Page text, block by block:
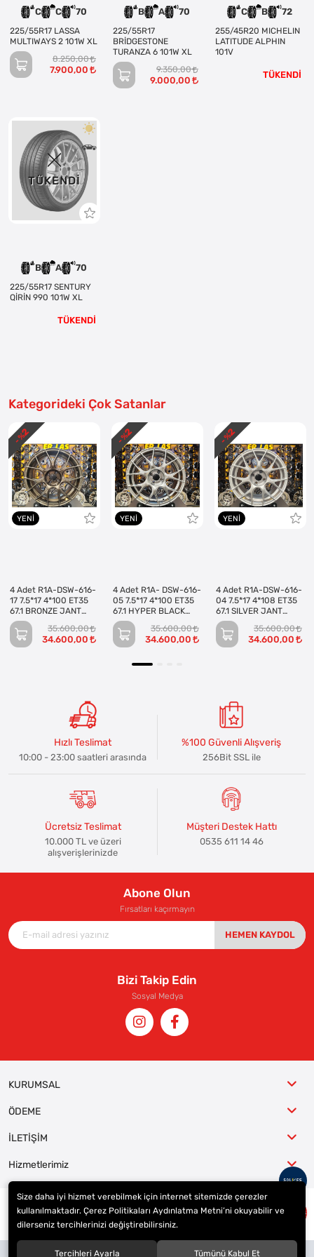
C C 70
225/55R17 LASSA
MULTIWAYS 2 101W XL
8.250,00
7.900,00
B A 70
225/55R17
BRİDGESTONE
TURANZA 6 101W XL
9.350,00
9.000,00
C B 72
255/45R20 MICHELIN
LATITUDE ALPHIN
101V
TÜKENDİ
TÜKENDI
B A 70
225/55R17 SENTURY
QİRİN 990 101W XL
TÜKENDİ
Kategorideki Çok Satanlar
YENI
4 Adet R1A-DSW-616-
17 7.5*17 4*100 ET35
67.1 BRONZE JANT
(Takım)
35.600,00
34.600,00
- %
2
YENI
4 Adet R1A- DSW-616-
05 7.5*17 4*100 ET35
67.1 HYPER BLACK
JANT (Takım)
35.600,00
34.600,00
- %
2
YENI
4 Adet R1A-DSW-616-
04 7.5*17 4*108 ET35
67.1 SILVER JANT
(Takım)
35.600,00
34.600,00
- %
2
Hızlı Teslimat
10:00 - 23:00 saatleri arasında
%100 Güvenli Alışveriş
256Bit SSL ile
Ücretsiz Teslimat
10.000 TL ve üzeri
alışverişlerinizde
Müşteri Destek Hattı
0535 611 14 46
Abone Olun
Fırsatları kaçırmayın
HEMEN KAYDOL
Bizi Takip Edin
Sosyal Medya
KURUMSAL
ÖDEME
İLETİŞİM
Hizmetlerimiz
© 2023ER-LAS Oto Jant ve Lastik - Yunus ULAŞ
Site tasarımı tarafımızdan yapılmıştır.
Size daha iyi hizmet verebilmek için internet sitemizde çerezler
kullanılmaktadır. Çerez Politikaları Aydınlatma Metni’ni okuyabilir ve
dilerseniz tercihlerinizi değiştirebilirsiniz.
Tercihleri Ayarla Tümünü Kabul Et